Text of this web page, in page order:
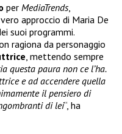
per MediaTrends,
approccio di Maria De
suoi programmi.
ragiona da personaggio
, mettendo sempre
questa paura non ce l’ha.
e ad accendere quella
il pensiero di
di lei“, ha